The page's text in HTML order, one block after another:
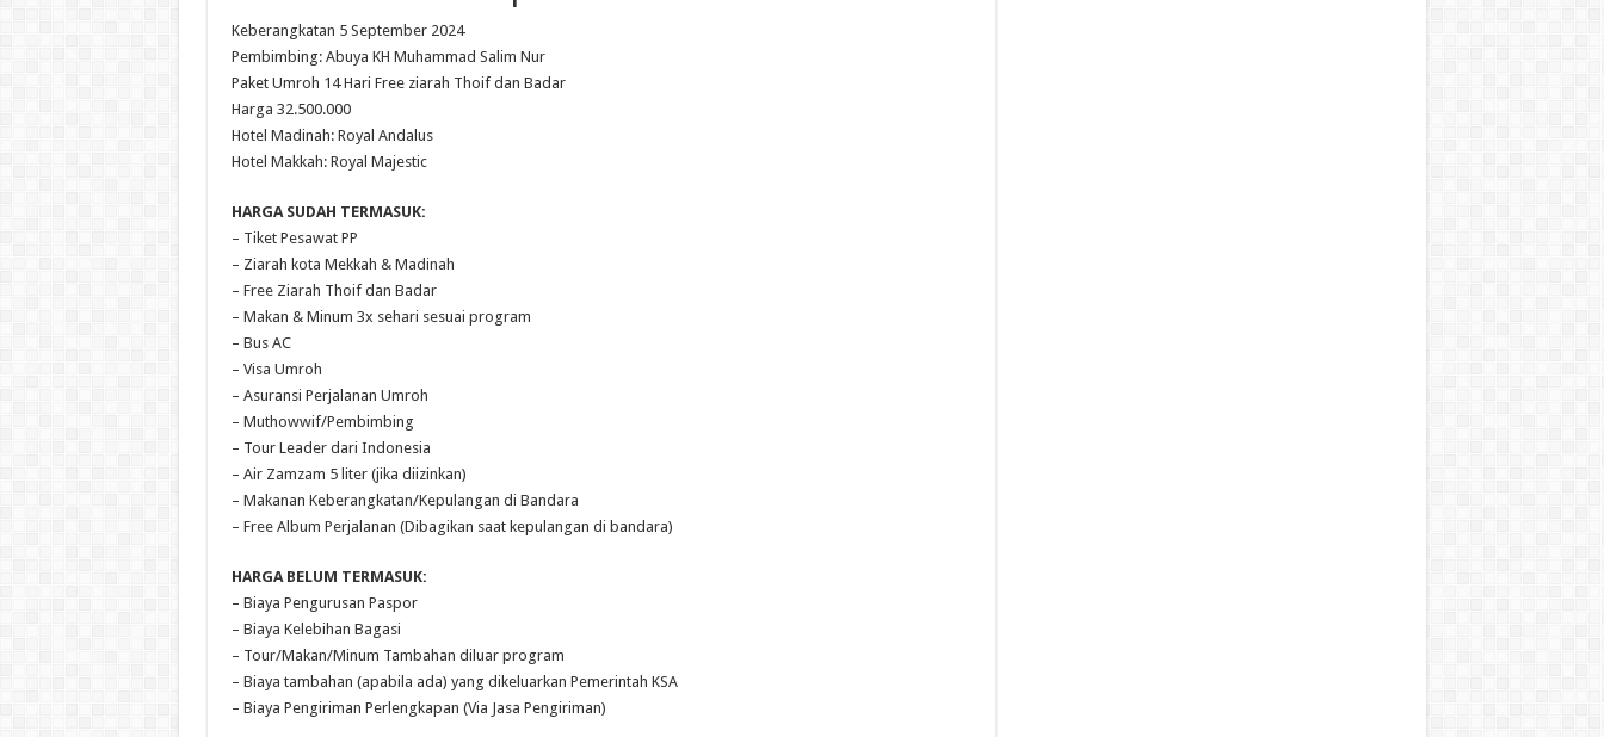
Keberangkatan 5 September 2024
Pembimbing: Abuya KH Muhammad Salim Nur
Paket Umroh 14 Hari Free ziarah Thoif dan Badar
Harga 32.500.000
Hotel Madinah: Royal Andalus
Hotel Makkah: Royal Majestic
HARGA SUDAH TERMASUK:
– Tiket Pesawat PP
– Ziarah kota Mekkah & Madinah
– Free Ziarah Thoif dan Badar
– Makan & Minum 3x sehari sesuai program
– Bus AC
– Visa Umroh
– Asuransi Perjalanan Umroh
– Muthowwif/Pembimbing
– Tour Leader dari Indonesia
– Air Zamzam 5 liter (jika diizinkan)
– Makanan Keberangkatan/Kepulangan di Bandara
– Free Album Perjalanan (Dibagikan saat kepulangan di bandara)
HARGA BELUM TERMASUK:
– Biaya Pengurusan Paspor
– Biaya Kelebihan Bagasi
– Tour/Makan/Minum Tambahan diluar program
– Biaya tambahan (apabila ada) yang dikeluarkan Pemerintah KSA
– Biaya Pengiriman Perlengkapan (Via Jasa Pengiriman)